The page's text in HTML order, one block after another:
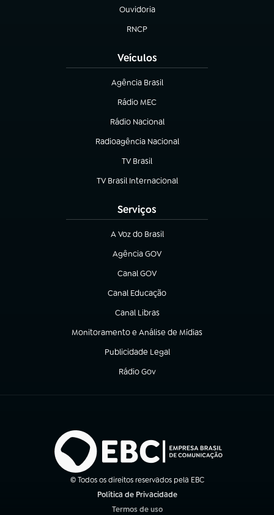
Ouvidoria
(abre em nova aba)
RNCP
(abre em nova aba)
Veículos
Agência Brasil
(abre em nova aba)
Rádio MEC
(abre em nova aba)
Rádio Nacional
Radioagência Nacional
(abre em nova aba)
TV Brasil
(abre em nova aba)
TV Brasil Internacional
(abre em nova aba)
Serviços
A Voz do Brasil
(abre em nova aba)
Agência GOV
(abre em nova aba)
Canal GOV
(abre em nova aba)
Canal Educação
(abre em nova aba)
Canal Libras
(abre em nova aba)
Monitoramento e Análise de Mídias
(abre em nova aba)
Publicidade Legal
(abre em nova aba)
Rádio Gov
(abre em nova aba)
© Todos os direitos reservados pela EBC
Política de Privacidade
Termos de uso